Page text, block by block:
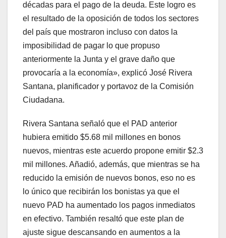
décadas para el pago de la deuda. Este logro es
el resultado de la oposición de todos los sectores
del país que mostraron incluso con datos la
imposibilidad de pagar lo que propuso
anteriormente la Junta y el grave daño que
provocaría a la economía», explicó José Rivera
Santana, planificador y portavoz de la Comisión
Ciudadana.
Rivera Santana señaló que el PAD anterior
hubiera emitido $5.68 mil millones en bonos
nuevos, mientras este acuerdo propone emitir $2.3
mil millones. Añadió, además, que mientras se ha
reducido la emisión de nuevos bonos, eso no es
lo único que recibirán los bonistas ya que el
nuevo PAD ha aumentado los pagos inmediatos
en efectivo. También resaltó que este plan de
ajuste sigue descansando en aumentos a la